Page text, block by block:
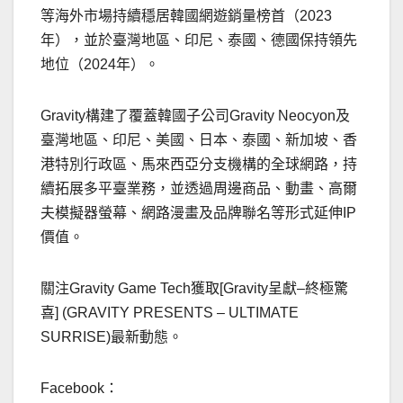
等海外市場持續穩居韓國網遊銷量榜首（2023
年），並於臺灣地區、印尼、泰國、德國保持領先
地位（2024年）。
Gravity構建了覆蓋韓國子公司Gravity Neocyon及
臺灣地區、印尼、美國、日本、泰國、新加坡、香
港特別行政區、馬來西亞分支機構的全球網路，持
續拓展多平臺業務，並透過周邊商品、動畫、高爾
夫模擬器螢幕、網路漫畫及品牌聯名等形式延伸IP
價值。
關注Gravity Game Tech獲取[Gravity呈獻–終極驚
喜] (GRAVITY PRESENTS – ULTIMATE
SURRISE)最新動態。
Facebook：